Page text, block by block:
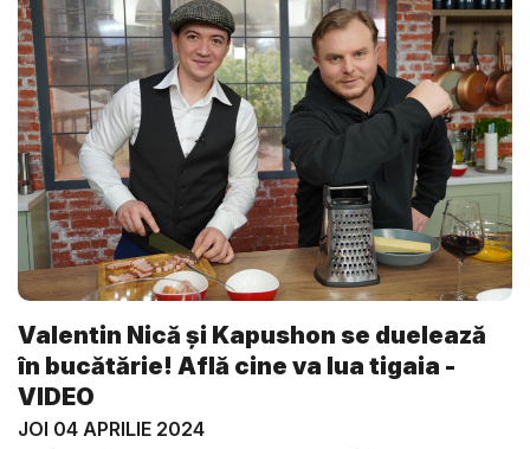
Valentin Nică și Kapushon se duelează
în bucătărie! Află cine va lua tigaia -
VIDEO
JOI 04 APRILIE 2024